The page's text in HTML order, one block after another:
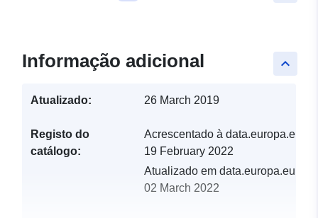
keyboard_arrow_up
Informação adicional
Atualizado: 26 March 2019
Registo do
catálogo:
Acrescentado à data.europa.eu:
19 February 2022
Atualizado em data.europa.eu:
02 March 2022